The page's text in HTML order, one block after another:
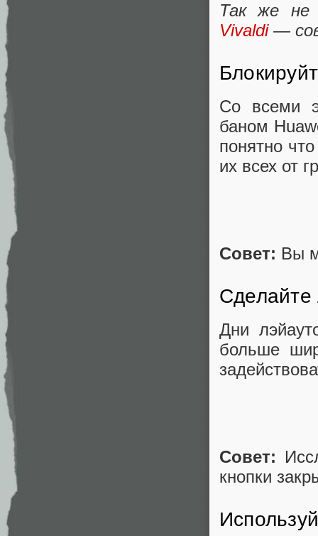
Так же не
Vivaldi—
Со всеми
баном
понятно
их всех от
Совет: Вы
Сделайте
Дни
больше
Совет:
кнопки